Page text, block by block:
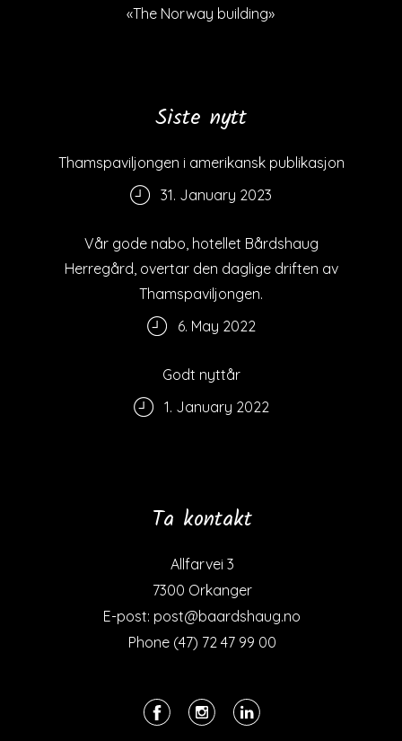
«The Norway building»
Siste nytt
Thamspaviljongen i amerikansk publikasjon
31. January 2023
Vår gode nabo, hotellet Bårdshaug
Herregård, overtar den daglige driften av
Thamspaviljongen.
6. May 2022
Godt nyttår
1. January 2022
Ta kontakt
Allfarvei 3
7300 Orkanger
E-post: post@baardshaug.no
Phone (47) 72 47 99 00